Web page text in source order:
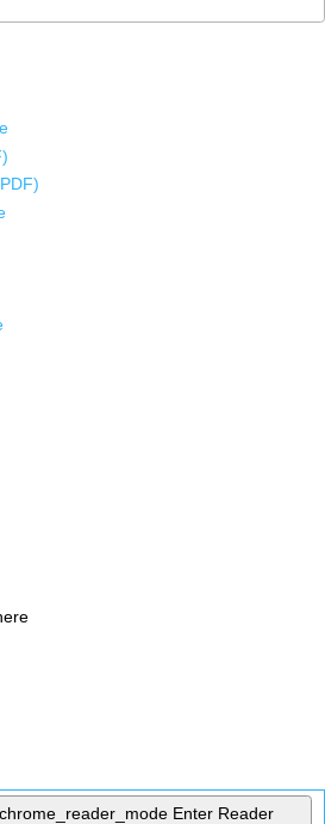
chrome_reader_mode Enter Reader